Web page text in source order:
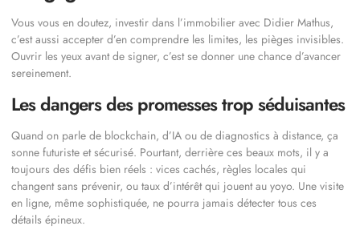
Vous vous en doutez, investir dans l’immobilier avec Didier Mathus,
c’est aussi accepter d’en comprendre les limites, les pièges invisibles.
Ouvrir les yeux avant de signer, c’est se donner une chance d’avancer
sereinement.
Les dangers des promesses trop séduisantes
Quand on parle de blockchain, d’IA ou de diagnostics à distance, ça
sonne futuriste et sécurisé. Pourtant, derrière ces beaux mots, il y a
toujours des défis bien réels : vices cachés, règles locales qui
changent sans prévenir, ou taux d’intérêt qui jouent au yoyo. Une visite
en ligne, même sophistiquée, ne pourra jamais détecter tous ces
détails épineux.